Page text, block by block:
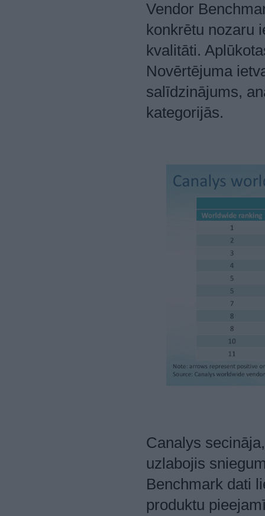
Vendor
konkrētu nozaru
kvalitāti.
Novērtējuma
salīdzinājums,
kategorijās.
Canalys
uzlabojis
Benchmark dati
produktu